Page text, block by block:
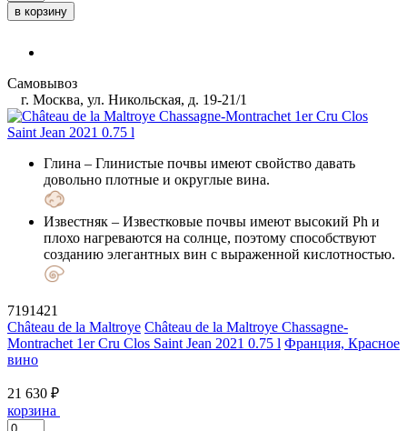
в корзину
Самовывоз
г. Москва, ул. Никольская, д. 19-21/1
Глина – Глинистые почвы имеют свойство давать
довольно плотные и округлые вина.
Известняк – Известковые почвы имеют высокий Ph и
плохо нагреваются на солнце, поэтому способствуют
созданию элегантных вин с выраженной кислотностью.
7191421
Château de la Maltroye Château de la Maltroye Chassagne-
Montrachet 1er Cru Clos Saint Jean 2021 0.75 l Франция, Красное
вино
21 630 ₽
корзина